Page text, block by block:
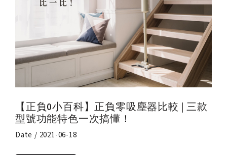
【正負0小百科】正負零吸塵器比較 | 三款
型號功能特色一次搞懂！
Date / 2021-06-18